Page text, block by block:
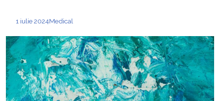
1 iulie 2024Medical